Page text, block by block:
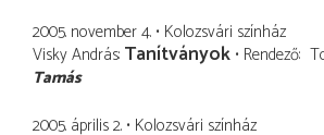
2005. november 4. Kolozsvári színház
Visky András Tanítványok Rendező
Tamás
2005. április 2. Kolozsvári színház